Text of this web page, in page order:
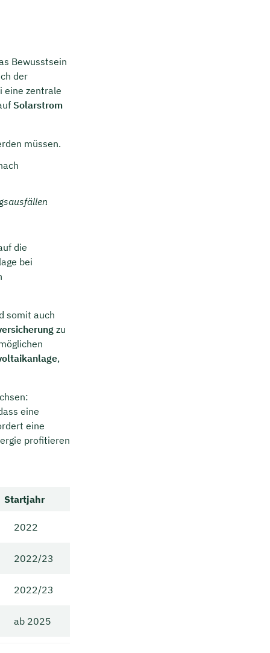
Bewusstsein
der
eine zentrale
Solarstrom
müssen.
die
bei
somit auch
zu
,
eine
eine
profitieren
Startjahr
2022
2022/23
2022/23
ab 2025